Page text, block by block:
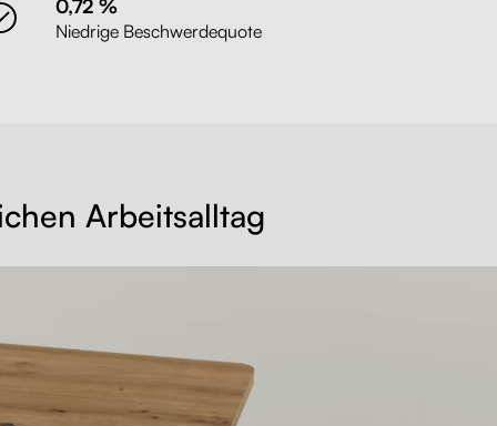
0,72 %
Niedrige Beschwerdequote
Arbeitsalltag